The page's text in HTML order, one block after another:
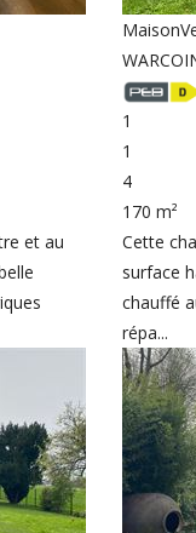
et au
Maison
1
1
4
170 m²
Cette
surface
chauffé
répa...